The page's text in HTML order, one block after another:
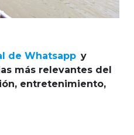
de Whatsapp y
más relevantes del
entretenimiento,